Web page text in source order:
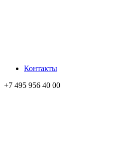
Контакты
+7 495 956 40 00